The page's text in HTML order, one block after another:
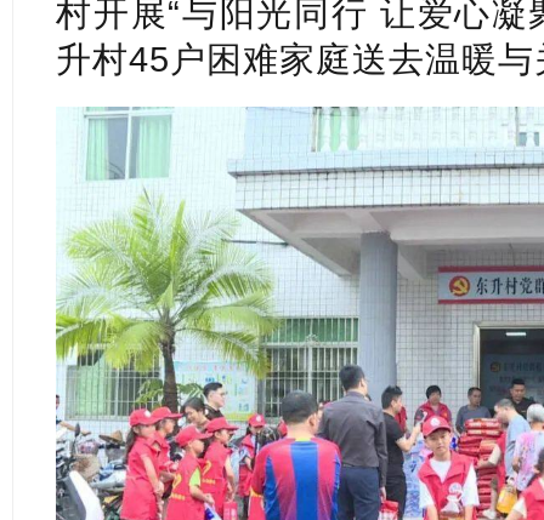
村开展“与阳光同行 让爱心
升村45户困难家庭送去温暖